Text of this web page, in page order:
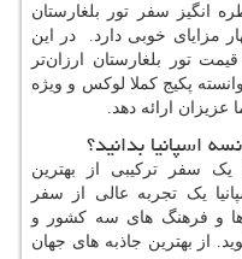
انگیز سفر تور بلغارستان
مزایای خوبی دارد. در این
تور بلغارستان ارزان‌تر
پکیج کملا لوکس و ویژه
عزیزان ارائه دهد.
اسپانیا بدانید؟
، یک سفر ترکیبی از بهترین
یک تجربه عالی از سفر
ها و فرهنگ های سه کشور و
از بهترین جاذبه های جهان